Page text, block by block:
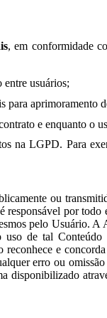
, em conformidade
entre usuários;
para aprimoramento
e enquanto o
na LGPD. Para
ou
por
pelo Usuário.
de tal
e
erro ou
disponibilizado